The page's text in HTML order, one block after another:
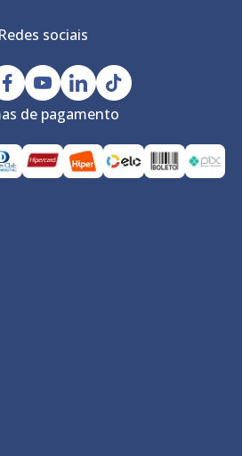
Redes sociais
de pagamento